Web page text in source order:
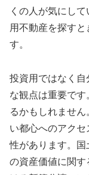
くの人が気にし
用不動産を探す
す。
投資用ではなく自
な観点は重要で
るかもしれませ
い都心へのアク
性があります。
の資産価値に関